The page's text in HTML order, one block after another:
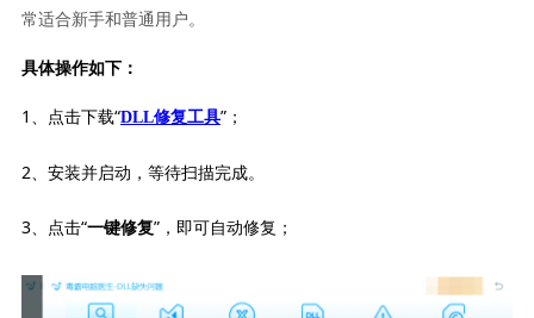
常适合新手和普通用户。
具体操作如下：
1、点击下载“DLL修复工具”；
2、安装并启动，等待扫描完成。
3、点击“一键修复”，即可自动修复；